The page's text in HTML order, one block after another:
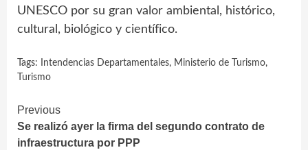
UNESCO por su gran valor ambiental, histórico,
cultural, biológico y científico.
Tags: Intendencias Departamentales, Ministerio de Turismo,
Turismo
Continue
Reading
Previous
Se realizó ayer la firma del segundo contrato de
infraestructura por PPP